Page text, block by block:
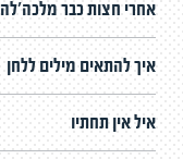
אחרי חצות כבר מלכה'לה
איך להתאים מילים ללחן
איל אין תחתיו